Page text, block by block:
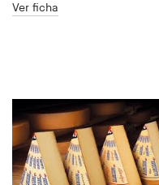
Ver ficha